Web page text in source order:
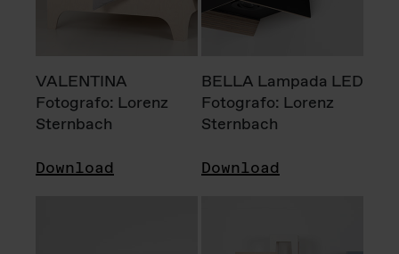
VALENTINA
Fotografo: Lorenz
Sternbach
Download
BELLA Lampada LED
Fotografo: Lorenz
Sternbach
Download